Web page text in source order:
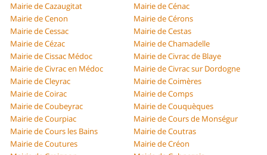
Mairie de Cazaugitat
Mairie de Cénac
Mairie de Cenon
Mairie de Cérons
Mairie de Cessac
Mairie de Cestas
Mairie de Cézac
Mairie de Chamadelle
Mairie de Cissac Médoc
Mairie de Civrac de Blaye
Mairie de Civrac en Médoc
Mairie de Civrac sur Dordogne
Mairie de Cleyrac
Mairie de Coimères
Mairie de Coirac
Mairie de Comps
Mairie de Coubeyrac
Mairie de Couquèques
Mairie de Courpiac
Mairie de Cours de Monségur
Mairie de Cours les Bains
Mairie de Coutras
Mairie de Coutures
Mairie de Créon